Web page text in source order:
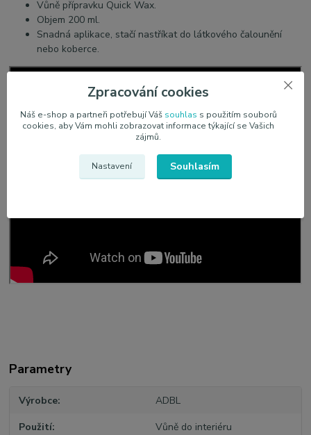
Vůně přípravku Quick Wax.
Objem 200 ml.
Snadná aplikace, stačí nastříkat do látkového čalounění
nebo koberce.
Parametry
Výrobce ADBL
Použití Vůně do interiéru
Zpracování cookies
Náš e-shop a partneři potřebují Váš souhlas s použitím souborů
cookies, aby Vám mohli zobrazovat informace týkající se Vašich
zájmů.
Nastavení Souhlasím